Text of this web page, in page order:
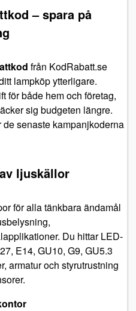
– spara på
från KodRabatt.se
lampköp ytterligare.
för både hem och företag,
sig budgeten längre.
senaste kampanjkoderna
ljuskällor
för alla tänkbara ändamål
Du hittar LED-
E14, GU10, G9, GU5.3
armatur och styrutrustning